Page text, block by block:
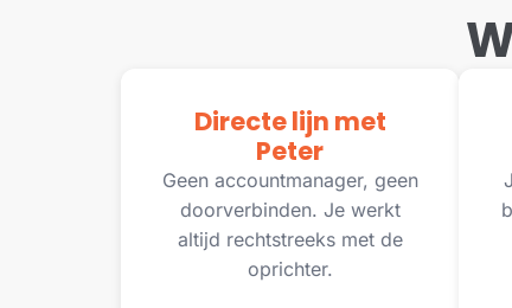
Directe lijn met
Peter
Geen accountmanager, geen
doorverbinden. Je werkt
altijd rechtstreeks met de
oprichter.